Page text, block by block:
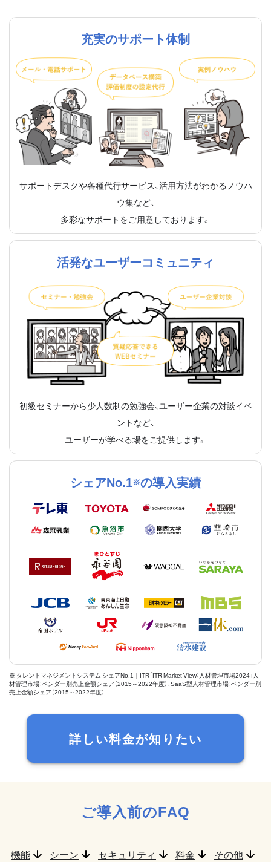
充実のサポート体制
サポートデスクや各種代行サービス、活用方法がわかるノウハ
ウ集など、
多彩なサポートをご用意しております。
活発なユーザーコミュニティ
初級セミナーから少人数制の勉強会、ユーザー企業の対談イベ
ントなど、
ユーザーが学べる場をご提供します。
シェアNo.1※の導入実績
※ タレントマネジメントシステム シェアNo.1｜ITR「ITR Market View：人材管理市場2024」人
材管理市場：ベンダー別売上金額シェア（2015～2022年度）、SaaS型人材管理市場：ベンダー別
売上金額シェア（2015～2022年度）
詳しい料金が知りたい
ご導入前のFAQ
機能 シーン セキュリティ 料金 その他